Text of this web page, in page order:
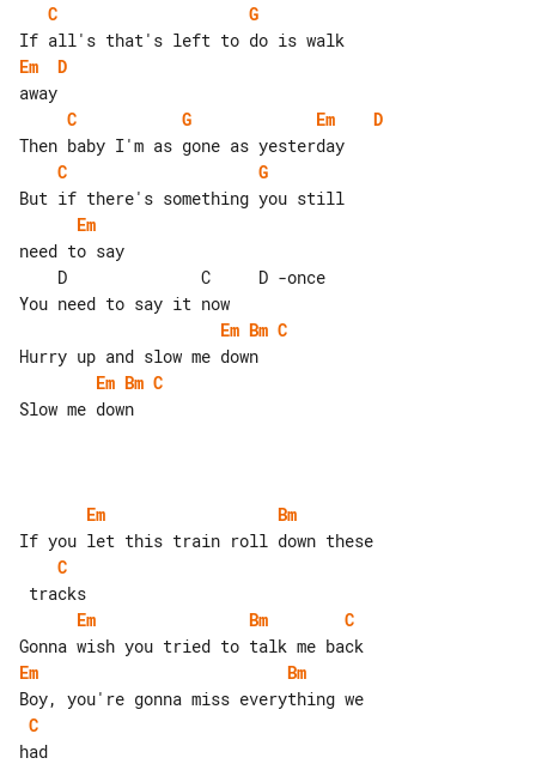
C
G
Em
D
C
G Em
D
C
G
Em
need to say
Em Bm C
Em Bm C
Slow me down
Em
Bm
C
Em
Bm
C
Em
Bm
C